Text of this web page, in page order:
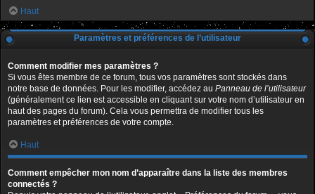
Haut
Paramètres et préférences de l’utilisateur
Comment modifier mes paramètres ?
Si vous êtes membre de ce forum, tous vos paramètres sont stockés dans
notre base de données. Pour les modifier, accédez au Panneau de l’utilisateur
(généralement ce lien est accessible en cliquant sur votre nom d’utilisateur en
haut des pages du forum). Cela vous permettra de modifier tous les
paramètres et préférences de votre compte.
Haut
Comment empêcher mon nom d’apparaître dans la liste des membres
connectés ?